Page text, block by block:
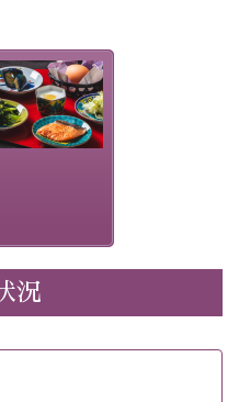
・消毒プログラムの基、
ります。
---
ス（事前予約制）
食膳に使わ
の名産品を
れ、安心・
野県産...
況